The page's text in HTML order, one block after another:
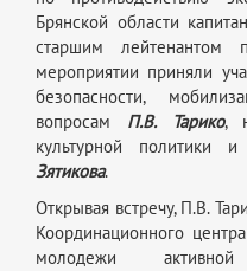
Брянской области
старшим лейтенантом
мероприятии приняли
безопасности,
вопросам П.В. Тарико,
культурной политики
Зятикова.
Открывая встречу, П.В.
Координационного
молодежи